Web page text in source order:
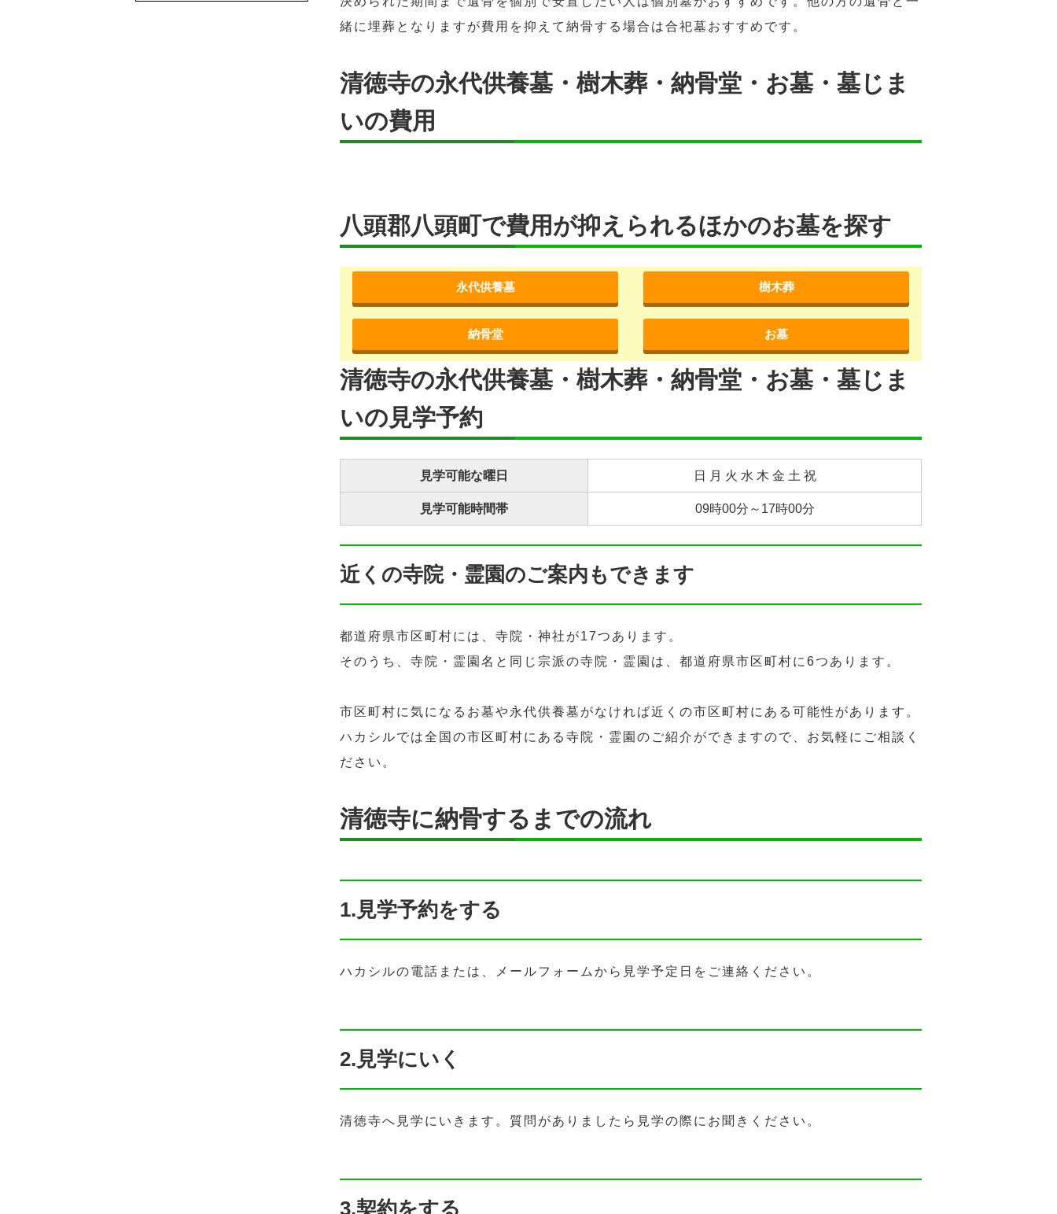
緒に埋葬となりますが費用を抑えて納骨する場合は合祀墓おすすめです。
清徳寺の永代供養墓・樹木葬・納骨堂・お墓・墓じま
いの費用
八頭郡八頭町で費用が抑えられるほかのお墓を探す
永代供養墓 樹木葬
納骨堂 お墓
清徳寺の永代供養墓・樹木葬・納骨堂・お墓・墓じま
いの見学予約
見学可能な曜日 日 月 火 水 木 金 土 祝
見学可能時間帯 09時00分～17時00分
近くの寺院・霊園のご案内もできます
都道府県市区町村には、寺院・神社が17つあります。
そのうち、寺院・霊園名と同じ宗派の寺院・霊園は、都道府県市区町村に6つあります。
市区町村に気になるお墓や永代供養墓がなければ近くの市区町村にある可能性があります。
ハカシルでは全国の市区町村にある寺院・霊園のご紹介ができますので、お気軽にご相談く
ださい。
清徳寺に納骨するまでの流れ
1.見学予約をする
ハカシルの電話または、メールフォームから見学予定日をご連絡ください。
2.見学にいく
清徳寺へ見学にいきます。質問がありましたら見学の際にお聞きください。
3.契約をする